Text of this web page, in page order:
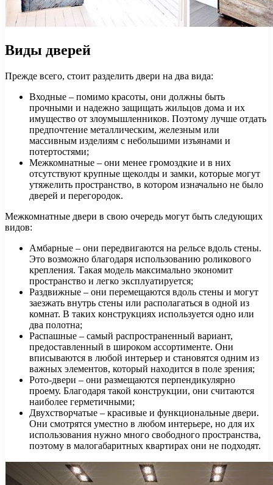
Виды дверей
Прежде всего, стоит разделить двери на два вида:
Входные – помимо красоты, они должны быть
прочными и надежно защищать жильцов дома и их
имущество от злоумышленников. Поэтому лучше отдать
предпочтение металлическим, железным или
массивным изделиям с небольшими изъянами и
потертостями;
Межкомнатные – они менее громоздкие и в них
отсутствуют крупные щеколды и замки, которые могут
утяжелить пространство, в котором изначально не было
дверей и перегородок.
Межкомнатные двери в свою очередь могут быть следующих
видов:
Амбарные – они передвигаются на рельсе вдоль стены.
Это возможно благодаря использованию роликового
крепления. Такая модель максимально экономит
пространство и легко эксплуатируется;
Раздвижные – они перемещаются вдоль стены и могут
заезжать внутрь стены или располагаться в одной из
комнат. В таких конструкциях используется одно или
два полотна;
Распашные – самый распространенный вариант,
предоставленный в широком ассортименте. Они
вписываются в любой интерьер и становятся одним из
важных элементов, который находится в поле зрения;
Рото-двери – они размещаются перпендикулярно
проему. Благодаря такой конструкции, они считаются
наиболее герметичными;
Двухстворчатые – красивые и функциональные двери.
Они смотрятся уместно в любом интерьере, но для их
использования нужно много свободного пространства,
поэтому в малогабаритных квартирах они не подходят.